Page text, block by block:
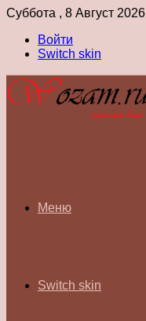
Суббота , 8 Август 2026
Войти
Switch skin
Меню
Switch skin